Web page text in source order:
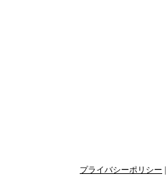
プライバシーポリシー